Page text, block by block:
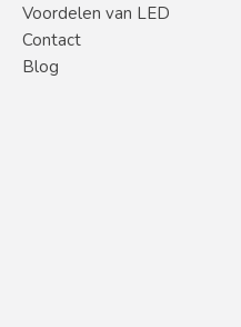
Voordelen van LED
Contact
Blog